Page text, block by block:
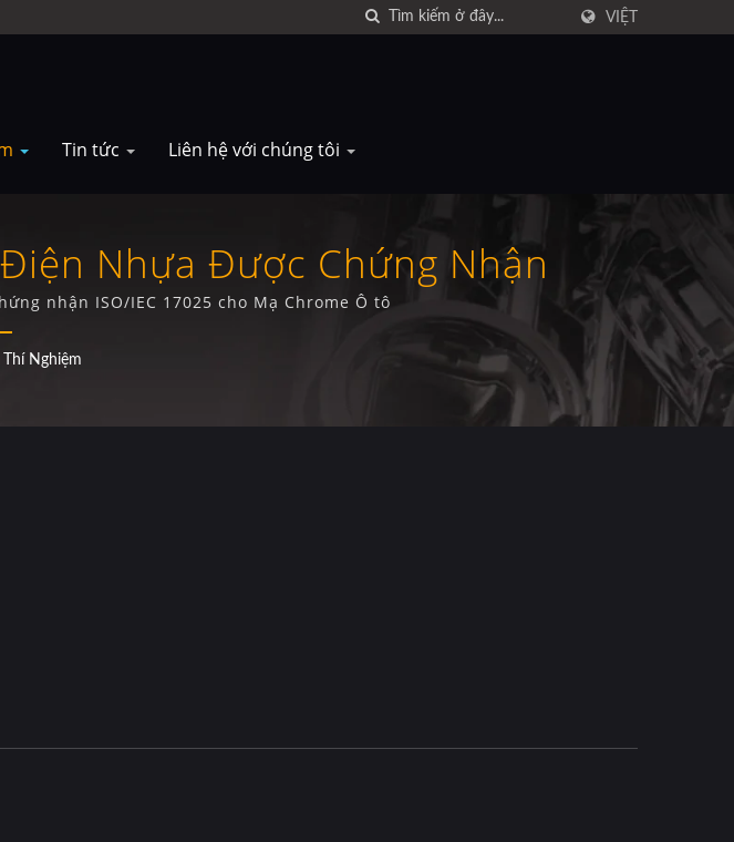
VIỆT
Tin tức Liên hệ với chúng tôi
Nhựa Được Chứng Nhận
nhận ISO/IEC 17025 cho Mạ Chrome Ô tô
Thí Nghiệm